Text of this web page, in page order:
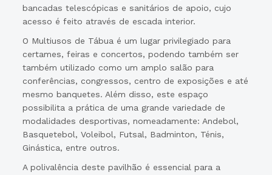
bancadas telescópicas e sanitários de apoio, cujo
acesso é feito através de escada interior.
O Multiusos de Tábua é um lugar privilegiado para
certames, feiras e concertos, podendo também ser
também utilizado como um amplo salão para
conferências, congressos, centro de exposições e até
mesmo banquetes. Além disso, este espaço
possibilita a prática de uma grande variedade de
modalidades desportivas, nomeadamente: Andebol,
Basquetebol, Voleibol, Futsal, Badminton, Ténis,
Ginástica, entre outros.
A polivalência deste pavilhão é essencial para a